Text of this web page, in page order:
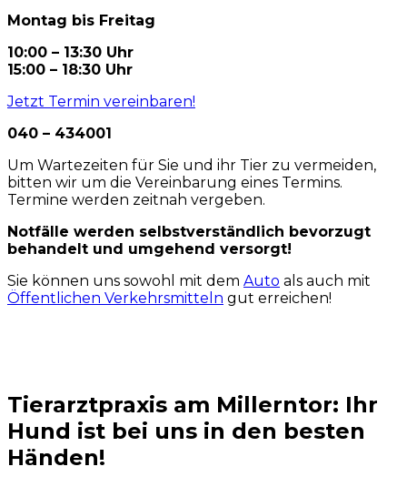
Montag bis Freitag
10:00 – 13:30 Uhr
15:00 – 18:30 Uhr
Jetzt Termin vereinbaren!
040 – 434001
Um Wartezeiten für Sie und ihr Tier zu vermeiden,
bitten wir um die Vereinbarung eines Termins.
Termine werden zeitnah vergeben.
Notfälle werden selbstverständlich bevorzugt
behandelt und umgehend versorgt!
Sie können uns sowohl mit dem Auto als auch mit
Öffentlichen Verkehrsmitteln gut erreichen!
Tierarztpraxis am Millerntor: Ihr
Hund ist bei uns in den besten
Händen!